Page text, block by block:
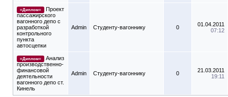
=Диплом=
Проект
пассажирского
вагонного депо с
разработкой
контрольного
пункта
автосцепки
Admin Студенту-вагоннику 0
01.04.2011
07:12
=Диплом=
Анализ
производственно-
финансовой
деятельности
вагонного депо ст.
Кинель
Admin Студенту-вагоннику 0
21.03.2011
19:11